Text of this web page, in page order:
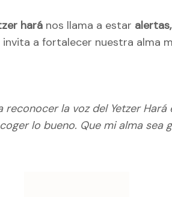
hará nos llama a estar
invita a fortalecer nuestra alma
reconocer la voz del Yetzer
lo bueno. Que mi alma